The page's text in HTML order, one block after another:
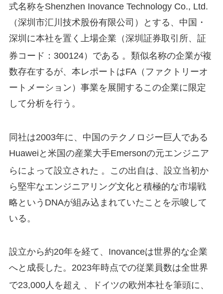
式名称をShenzhen Inovance Technology Co., Ltd.
（深圳市汇川技术股份有限公司）とする、中国・
深圳に本社を置く上場企業（深圳証券取引所、証
券コード：300124）である 。類似名称の企業が複
数存在するが、本レポートはFA（ファクトリーオ
ートメーション）事業を展開するこの企業に限定
して分析を行う。
同社は2003年に、中国のテクノロジー巨人である
Huaweiと米国の産業大手Emersonの元エンジニア
らによって設立された 。この出自は、設立当初か
ら堅牢なエンジニアリング文化と積極的な市場戦
略というDNAが組み込まれていたことを示唆して
いる。
設立から約20年を経て、Inovanceは世界的な企業
へと成長した。2023年時点での従業員数は全世界
で23,000人を超え
、ドイツの欧州本社を筆頭に、